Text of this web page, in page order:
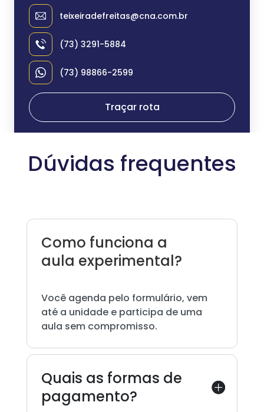
teixeiradefreitas@cna.com.br
(73) 3291-5884
(73) 98866-2599
Traçar rota
Dúvidas frequentes
Como funciona a
aula experimental?
Você agenda pelo formulário, vem
até a unidade e participa de uma
aula sem compromisso.
Quais as formas de
pagamento?